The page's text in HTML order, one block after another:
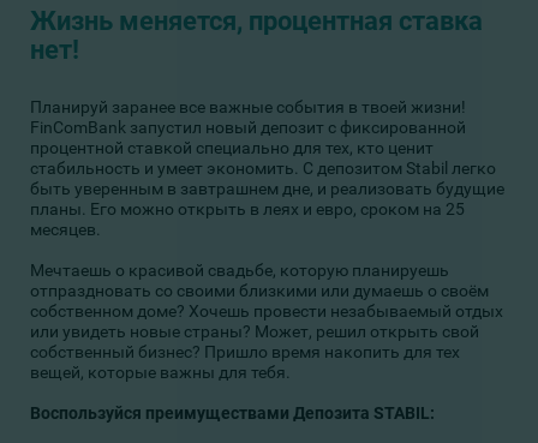
Жизнь меняется, процентная ставка
нет!
Планируй заранее все важные события в твоей жизни!
FinComBank запустил новый депозит с фиксированной
процентной ставкой специально для тех, кто ценит
стабильность и умеет экономить. С депозитом Stabil легко
быть уверенным в завтрашнем дне, и реализовать будущие
планы. Его можно открыть в леях и евро, сроком на 25
месяцев.
Мечтаешь о красивой свадьбе, которую планируешь
отпраздновать со своими близкими или думаешь о своём
собственном доме? Хочешь провести незабываемый отдых
или увидеть новые страны? Может, решил открыть свой
собственный бизнес? Пришло время накопить для тех
вещей, которые важны для тебя.
Воспользуйся преимуществами Депозита STABIL: